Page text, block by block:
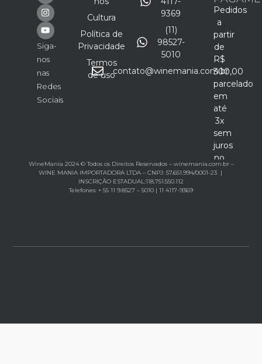
Siga-
nos
nas
Redes
Sociais
Cultura
Política de
Privacidade
Termos
de uso
9369
(11)
98527-
5010
contato@winemania.com.br
Pedidos
a
partir
de
R$
300,00
parcelado
em
até
3x
sem
juros
no
cartão
WineMania 2024 © Todos os Direitos Reservados – winemania.com.br –
WINE MANIA IMPORTADORA LTDA – CNPJ: 57.651.994/0001-23 |
INSCRIÇÃO ESTADUAL:118.751.550.112
Telefones: + 55 11 9.8527 – 5010 | 11 4117-9369